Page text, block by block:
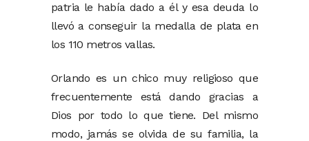
patria le había dado a él y esa deuda lo
llevó a conseguir la medalla de plata en
los 110 metros vallas.
Orlando es un chico muy religioso que
frecuentemente está dando gracias a
Dios por todo lo que tiene. Del mismo
modo, jamás se olvida de su familia, la